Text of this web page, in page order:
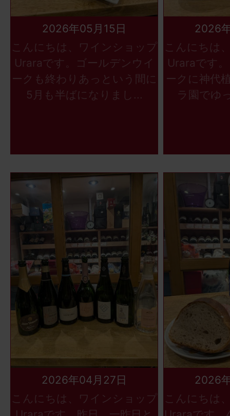
2026年05月15日
こんにちは、ワインショップ
Uraraです。ゴールデンウイ
ークも終わりあっという間に
5月も半ばになりまし...
2026
こんにちは
Uraraです
ークに神代
ラ園でゆ
2026年04月27日
こんにちは、ワインショップ
2026
こんにちは